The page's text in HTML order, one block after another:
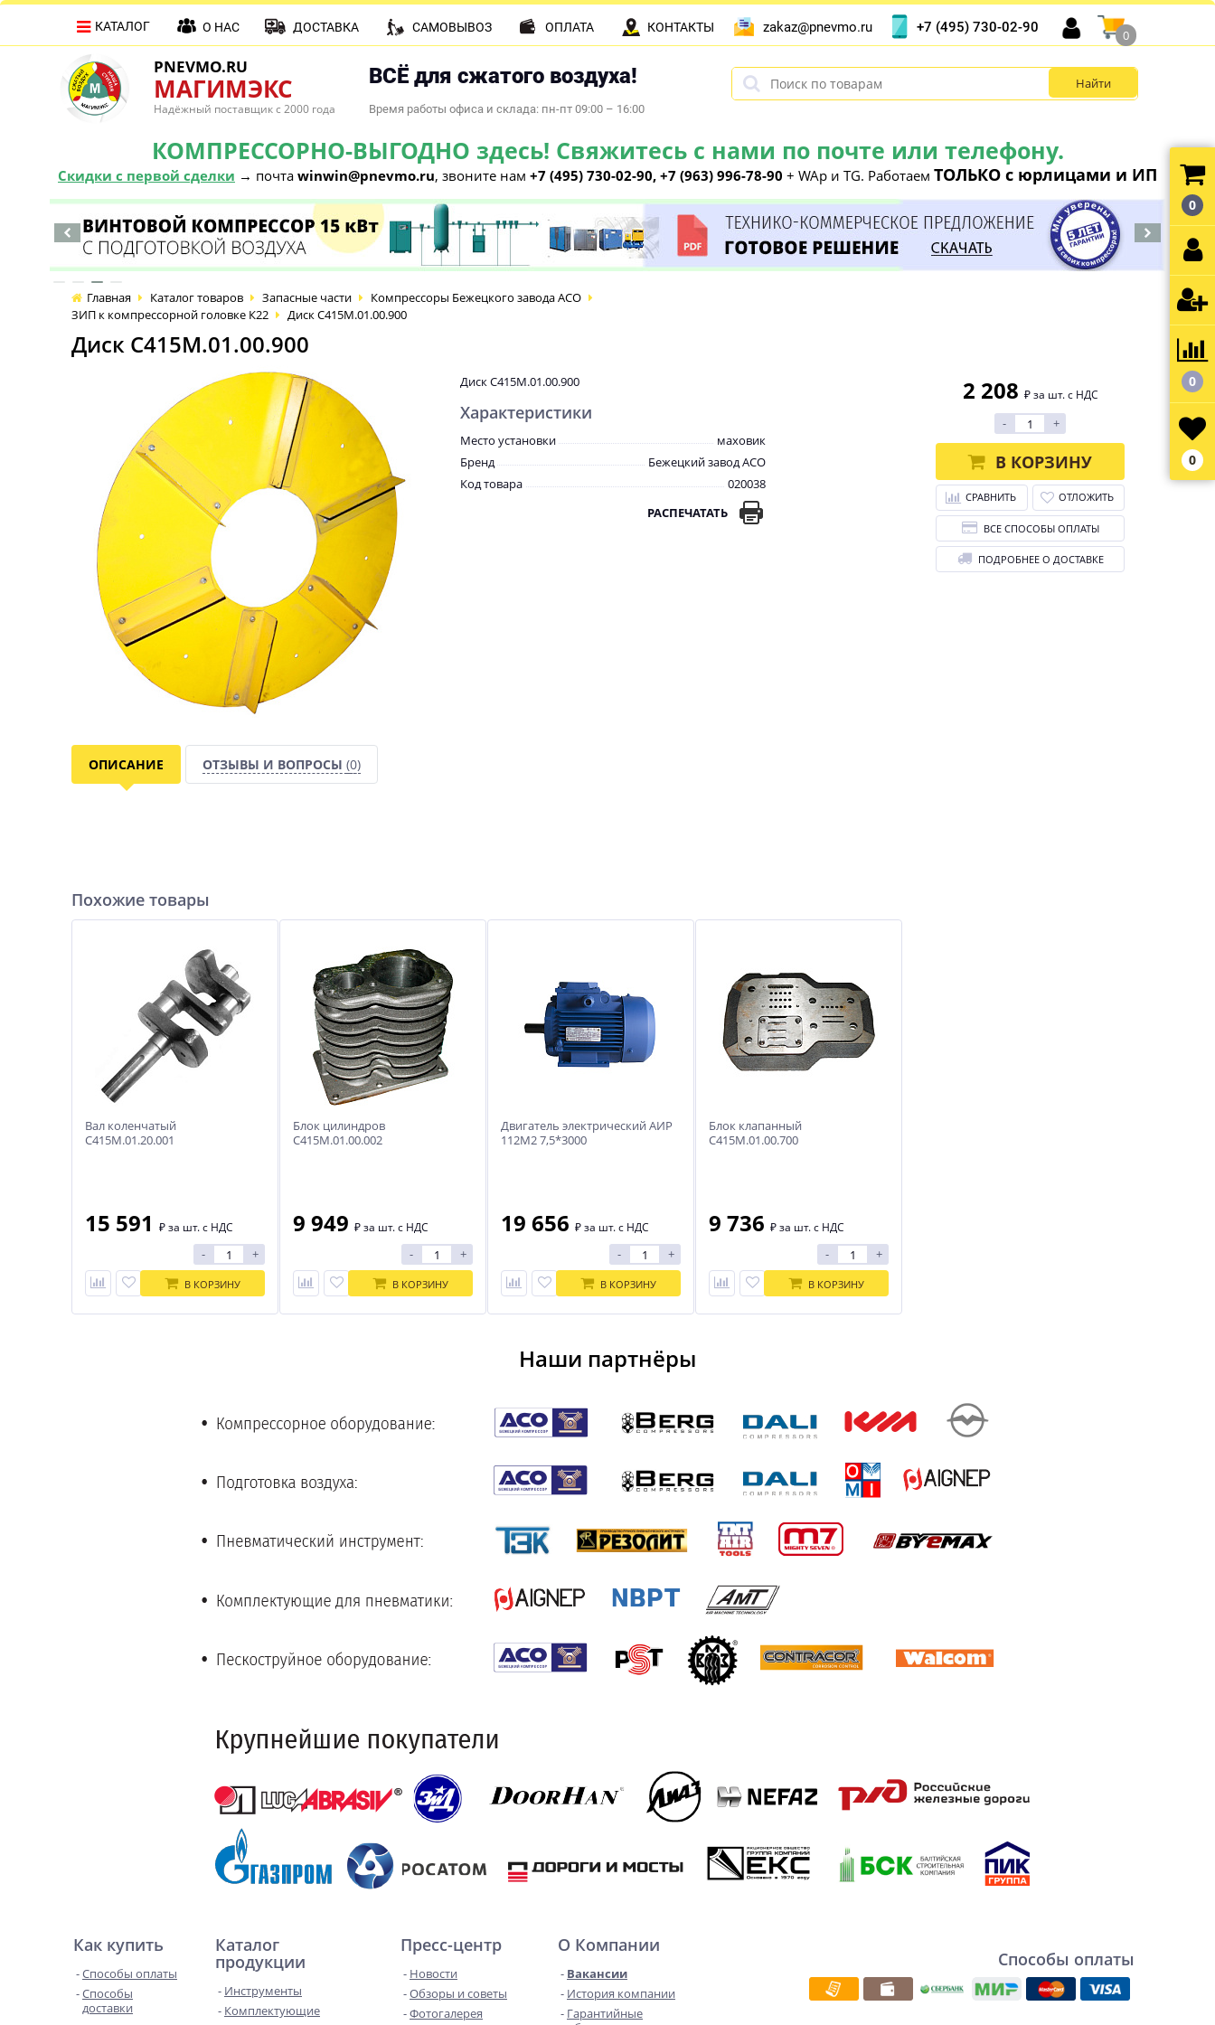
PNEVMO.RU
МАГИМЭКС
Надёжный поставщик с 2000 года
ВСЁ для сжатого воздуха!
Время работы офиса и склада: пн-пт 09:00 – 16:00
КОМПРЕССОРНО-ВЫГОДНО здесь! Свяжитесь с нами по почте или телефону.
Скидки с первой сделки → почта winwin@pnevmo.ru, звоните нам +7 (495) 730-02-90, +7 (963) 996-78-90 + WAp и TG. Работаем ТОЛЬКО с юрлицами и ИП
КАТАЛОГ О НАС ДОСТАВКА САМОВЫВОЗ ОПЛАТА КОНТАКТЫ zakaz@pnevmo.ru +7 (495) 730-02-90
0
Главная Каталог товаров Запасные части
Компрессоры Бежецкого завода АСО
ЗИП к компрессорной головке К22
Диск С415М.01.00.900
Диск С415М.01.00.900
Диск С415М.01.00.900
Характеристики
Место установки
маховик
Бренд
Бежецкий завод АСО
Код товара
020038
РАСПЕЧАТАТЬ
2 208 ₽ за шт. с НДС
- +
В КОРЗИНУ
СРАВНИТЬ ОТЛОЖИТЬ
ВСЕ СПОСОБЫ ОПЛАТЫ
ПОДРОБНЕЕ О ДОСТАВКЕ
ОПИСАНИЕ ОТЗЫВЫ И ВОПРОСЫ (0)
Похожие товары
Блок клапанный
С415М.01.00.700
9 736 ₽за шт. с НДС
- +
В КОРЗИНУ
Двигатель электрический АИР
112М2 7,5*3000
19 656 ₽за шт. с НДС
- +
В КОРЗИНУ
Блок цилиндров
С415М.01.00.002
9 949 ₽за шт. с НДС
- +
В КОРЗИНУ
Вал коленчатый
С415М.01.20.001
15 591 ₽за шт. с НДС
- +
В КОРЗИНУ
Наши партнёры
Как купить
Способы оплаты
Способы
доставки
Каталог
продукции
Инструменты
Комплектующие
Пресс-центр
Новости
Обзоры и советы
Фотогалерея
О Компании
Вакансии
История компании
Гарантийные
Способы оплаты
0
0
0